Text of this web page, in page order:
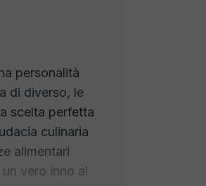
personalità
di diverso, le
scelta perfetta
culinaria
alimentari
vero inno al